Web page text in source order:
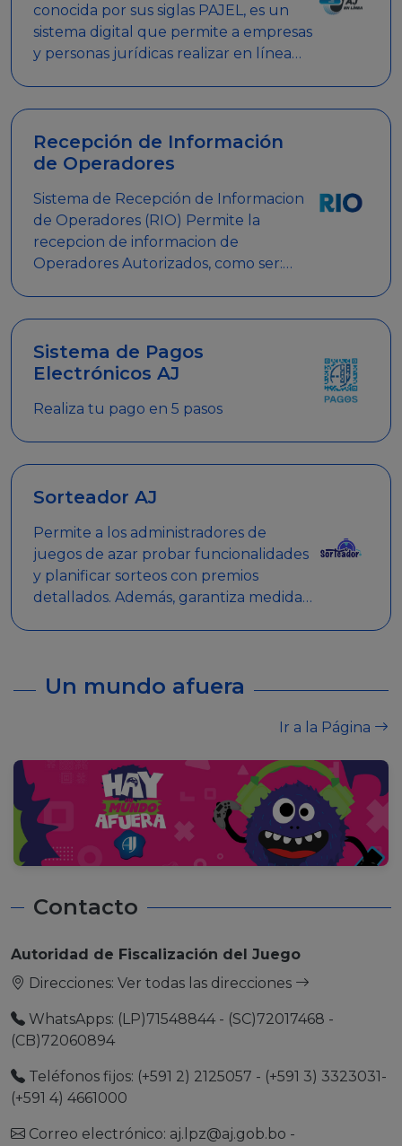
conocida por sus siglas PAJEL, es un
sistema digital que permite a empresas
y personas jurídicas realizar en línea
Recepción de Información
de Operadores
Sistema de Recepción de Informacion
de Operadores (RIO) Permite la
recepcion de informacion de
Operadores Autorizados, como ser:
Sistema de Pagos
Electrónicos AJ
Realiza tu pago en 5 pasos
Sorteador AJ
Permite a los administradores de
juegos de azar probar funcionalidades
y planificar sorteos con premios
detallados. Además, garantiza medidas
Un mundo afuera
Ir a la Página
Contacto
Autoridad de Fiscalización del Juego
Direcciones: Ver todas las direcciones
WhatsApps: (LP)71548844 - (SC)72017468 -
(CB)72060894
Teléfonos fijos: (+591 2) 2125057 - (+591 3) 3323031-
(+591 4) 4661000
Correo electrónico: aj.lpz@aj.gob.bo -